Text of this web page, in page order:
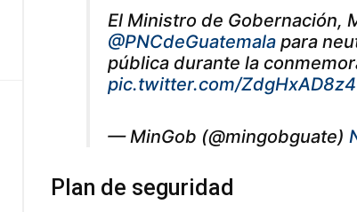
El Ministro de Gobernación,
@PNCdeGuatemala para
pública durante la
pic.twitter.com/ZdgHxAD8z4
— MinGob (@mingobguate)
Plan de seguridad